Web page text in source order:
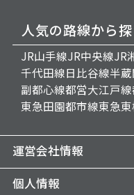
人気の路線から
JR山手線JR中央線JR
千代田線日比谷線半
副都心線都営大江戸線
東急田園都市線東急
運営会社情報
個人情報